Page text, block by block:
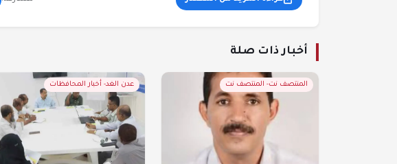
أخبار ذات صلة
المنتصف نت- المنتصف نت عدن الغد- أخبار المحافظات